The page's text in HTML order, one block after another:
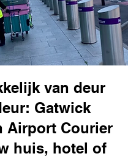
van deur
Gatwick
Airport Courier
huis, hotel of